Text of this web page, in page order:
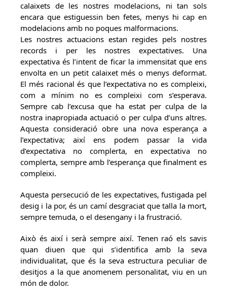
calaixets de les nostres modelacions, ni tan sols
encara que estiguessin ben fetes, menys hi cap en
modelacions amb no poques malformacions.
Les nostres actuacions estan regides pels nostres
records i per les nostres expectatives. Una
expectativa és l’intent de ficar la immensitat que ens
envolta en un petit calaixet més o menys deformat.
El més racional és que l’expectativa no es compleixi,
com a mínim no es compleixi com s’esperava.
Sempre cab l’excusa que ha estat per culpa de la
nostra inapropiada actuació o per culpa d’uns altres.
Aquesta consideració obre una nova esperança a
l’expectativa; així ens podem passar la vida
d’expectativa no complerta, en expectativa no
complerta, sempre amb l’esperança que finalment es
compleixi.
Aquesta persecució de les expectatives, fustigada pel
desig i la por, és un camí desgraciat que talla la mort,
sempre temuda, o el desengany i la frustració.
Això és així i serà sempre així. Tenen raó els savis
quan diuen que qui s’identifica amb la seva
individualitat, que és la seva estructura peculiar de
desitjos a la que anomenem personalitat, viu en un
món de dolor.